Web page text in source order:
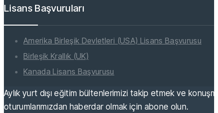
Lisans Başvuruları
Amerika Birleşik Devletleri (USA) Lisans Başvurusu
Birleşik Krallık (UK)
Kanada Lisans Başvurusu
Aylık yurt dışı eğitim bültenlerimizi takip etmek ve
oturumlarımızdan haberdar olmak için abone olun.